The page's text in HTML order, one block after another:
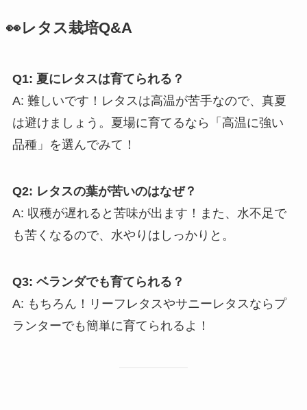
👀レタス栽培Q&A
Q1: 夏にレタスは育てられる？
A: 難しいです！レタスは高温が苦手なので、真夏
は避けましょう。夏場に育てるなら「高温に強い
品種」を選んでみて！
Q2: レタスの葉が苦いのはなぜ？
A: 収穫が遅れると苦味が出ます！また、水不足で
も苦くなるので、水やりはしっかりと。
Q3: ベランダでも育てられる？
A: もちろん！リーフレタスやサニーレタスならプ
ランターでも簡単に育てられるよ！